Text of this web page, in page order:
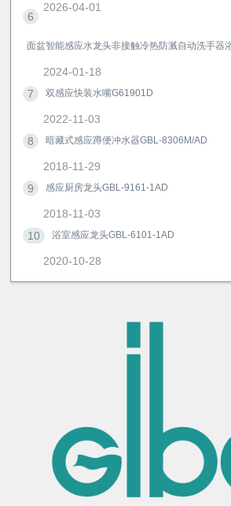
2026-04-01
6
面盆智能感应水龙头非接触冷热防溅自动洗手器
2024-01-18
7
双感应快装水嘴G61901D
2022-11-03
8
暗藏式感应蹲便冲水器GBL-8306M/AD
2018-11-29
9
感应厨房龙头GBL-9161-1AD
2018-11-03
10
浴室感应龙头GBL-6101-1AD
2020-10-28